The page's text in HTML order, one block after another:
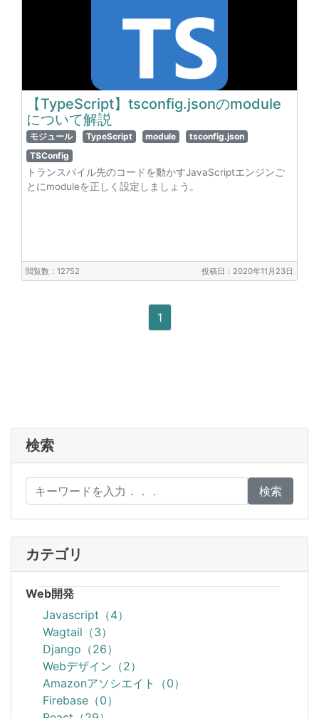
【TypeScript】tsconfig.jsonのmodule
について解説
モジュール TypeScript module
tsconfig.json
TSConfig
トランスパイル先のコードを動かすJavaScriptエンジンご
とにmoduleを正しく設定しましょう。
閲覧数：12752 投稿日：2020年11月23日
1
検索
検索
カテゴリ
Web開発
Javascript（4）
Wagtail（3）
Django（26）
Webデザイン（2）
Amazonアソシエイト（0）
Firebase（0）